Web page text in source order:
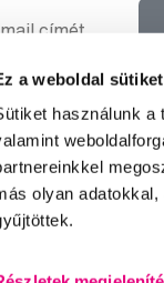
a weboldal
használunk
olyan
kapni a hírekről
adataim